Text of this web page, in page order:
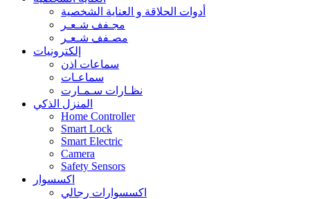
أدوات الحلاقة و العناية الشخصية
مجـفف شـعـر
مصـفف شـعـر
إلكترونيات
سماعات اذن
سماعـات
نظـارات سـمـارت
المنزل الذكي
Home Controller
Smart Lock
Smart Electric
Camera
Safety Sensors
اكسسوار
اكسسوارات رجالي